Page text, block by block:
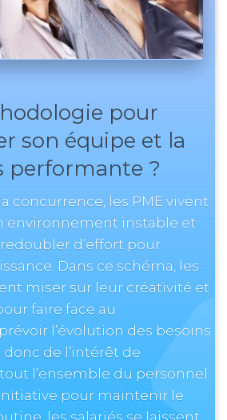
pour
son équipe et la
performante ?
concurrence, les PME vivent
environnement instable et
d’effort pour
Dans ce schéma, les
miser sur leur créativité et
faire face au
l’évolution des besoins
de l’intérêt de
l’ensemble du personnel
pour maintenir le